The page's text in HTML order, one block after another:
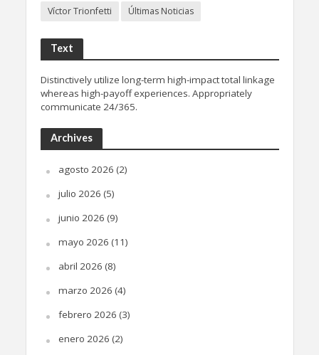
Víctor Trionfetti
Últimas Noticias
Text
Distinctively utilize long-term high-impact total linkage
whereas high-payoff experiences. Appropriately
communicate 24/365.
Archives
agosto 2026 (2)
julio 2026 (5)
junio 2026 (9)
mayo 2026 (11)
abril 2026 (8)
marzo 2026 (4)
febrero 2026 (3)
enero 2026 (2)